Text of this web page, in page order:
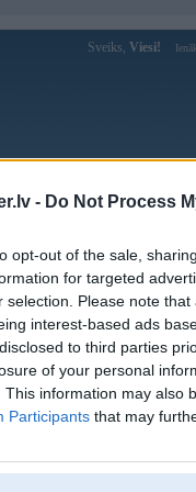
- Do Not Process
opt-out of the sale,
for targeted
selection. Please note
interest-based ads
to third parties
of your personal
This information may also
Participants that may
Sveiks, Viesi!
Forums Galerijas
Lietotāja
Lietotājvārds:
Pilsēta:
Ziņojumi forumā: